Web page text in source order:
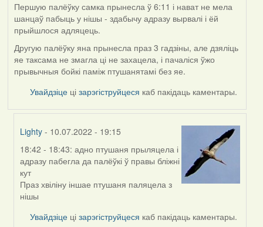
Першую палёўку самка прынесла ў 6:11 і нават не мела
шанцаў пабыць у нішы - здабычу адразу вырвалі і ёй
прыйшлося адляцець.
Другую палёўку яна прынесла праз 3 гадзіны, але дзяліць
яе таксама не змагла ці не захацела, і пачаліся ўжо
прывычныя бойкі паміж птушанятамі без яе.
Увайдзіце цізарэгіструйцеся каб пакідаць каментары.
Lighty - 10.07.2022 - 19:15
In
reply
to
by
Harrier
18:42 - 18:43: адно птушаня прыляцела і
адразу пабегла да палёўкі ў правы бліжні
кут
Праз хвіліну іншае птушаня паляцела з
нішы
Увайдзіце цізарэгіструйцеся каб пакідаць каментары.